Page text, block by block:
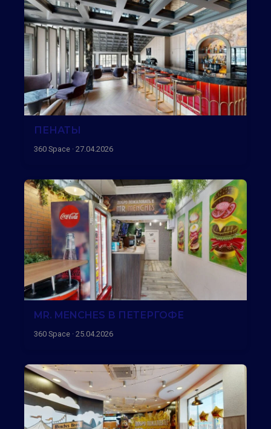
ПЕНАТЫ
360 Space · 27.04.2026
MR. MENCHES В ПЕТЕРГОФЕ
360 Space · 25.04.2026